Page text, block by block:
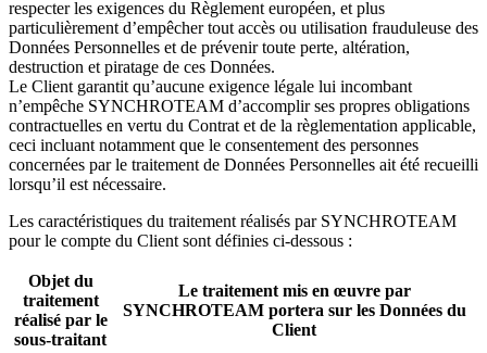
respecter les exigences du Règlement européen, et plus
particulièrement d’empêcher tout accès ou utilisation frauduleuse des
Données Personnelles et de prévenir toute perte, altération,
destruction et piratage de ces Données.
Le Client garantit qu’aucune exigence légale lui incombant
n’empêche SYNCHROTEAM d’accomplir ses propres obligations
contractuelles en vertu du Contrat et de la règlementation applicable,
ceci incluant notamment que le consentement des personnes
concernées par le traitement de Données Personnelles ait été recueilli
lorsqu’il est nécessaire.
Les caractéristiques du traitement réalisés par SYNCHROTEAM
pour le compte du Client sont définies ci-dessous :
Objet du
traitement
réalisé par le
sous-traitant
Le traitement mis en œuvre par
SYNCHROTEAM portera sur les Données du
Client